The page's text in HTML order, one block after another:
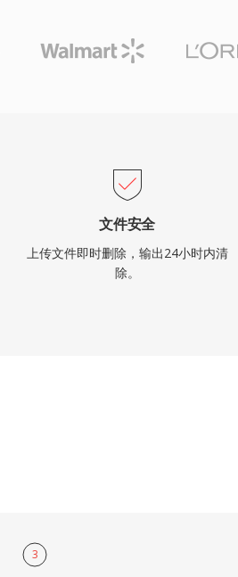
文件安全
上传文件即时删除，输出24小时内清
除。
3